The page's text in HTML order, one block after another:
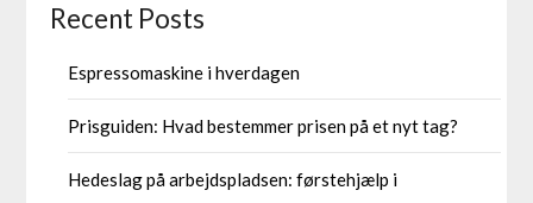
Recent Posts
Espressomaskine i hverdagen
Prisguiden: Hvad bestemmer prisen på et nyt tag?
Hedeslag på arbejdspladsen: førstehjælp i